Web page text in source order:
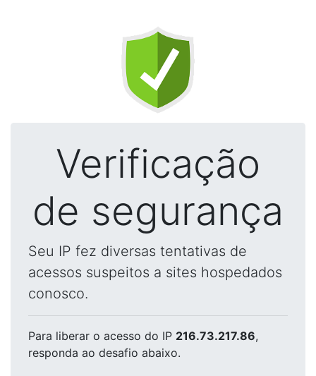
Verificação
de segurança
Seu IP fez diversas tentativas de
acessos suspeitos a sites hospedados
conosco.
Para liberar o acesso do IP 216.73.217.86,
responda ao desafio abaixo.